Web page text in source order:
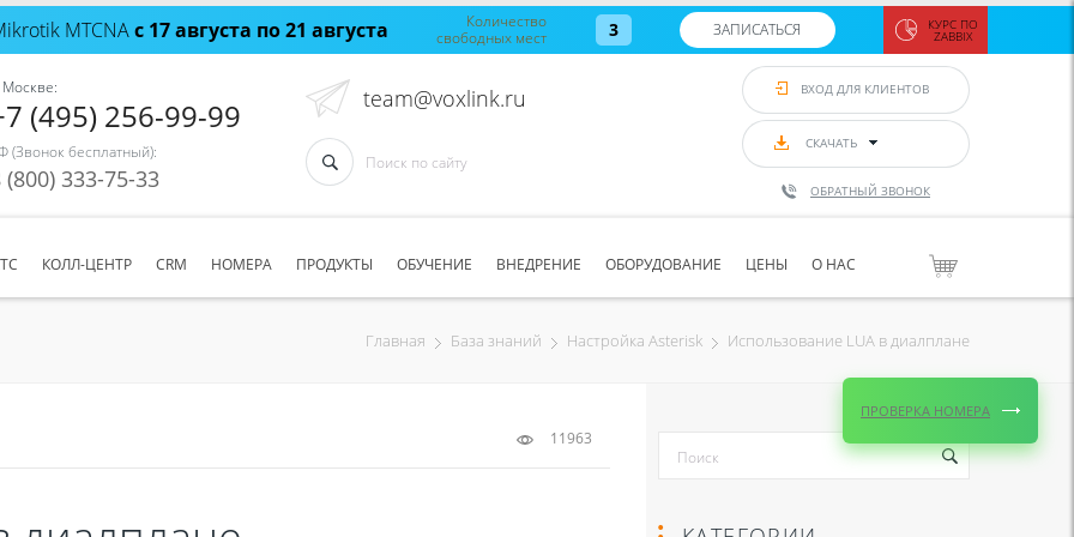
MTCNAс 17 августа по 21 августа
Количество
свободных мест
3 ЗАПИСАТЬСЯ КУРС ПО
ZABBIX
ВХОД ДЛЯ КЛИЕНТОВ
СКАЧАТЬ
ОБРАТНЫЙ ЗВОНОК
(495) 256-99-99
(Звонок бесплатный):
(800) 333-75-33
team@voxlink.ru
КОЛЛ-ЦЕНТР CRM НОМЕРА ПРОДУКТЫ ОБУЧЕНИЕ ВНЕДРЕНИЕ ОБОРУДОВАНИЕ ЦЕНЫ О НАС
Главная База знаний Настройка Asterisk Использование LUA в диалплане
11963
ПРОВЕРКА НОМЕРА